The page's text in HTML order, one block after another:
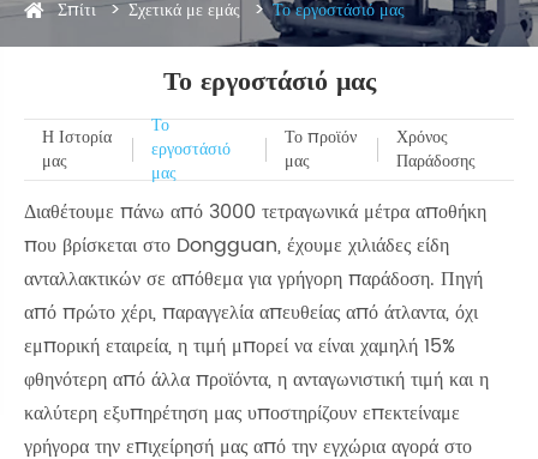
Σπίτι Σχετικά με εμάς Το εργοστάσιό μας
Το εργοστάσιό μας
Η Ιστορία
μας
Το
εργοστάσιό
μας
Το προϊόν
μας
Χρόνος
Παράδοσης
Διαθέτουμε πάνω από 3000 τετραγωνικά μέτρα αποθήκη
που βρίσκεται στο Dongguan, έχουμε χιλιάδες είδη
ανταλλακτικών σε απόθεμα για γρήγορη παράδοση. Πηγή
από πρώτο χέρι, παραγγελία απευθείας από άτλαντα, όχι
εμπορική εταιρεία, η τιμή μπορεί να είναι χαμηλή 15%
φθηνότερη από άλλα προϊόντα, η ανταγωνιστική τιμή και η
καλύτερη εξυπηρέτηση μας υποστηρίζουν επεκτείναμε
γρήγορα την επιχείρησή μας από την εγχώρια αγορά στο